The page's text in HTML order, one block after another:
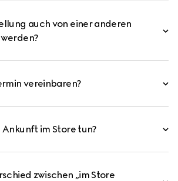
auch von einer anderen
vereinbaren?
Ankunft im Store tun?
zwischen „im Store